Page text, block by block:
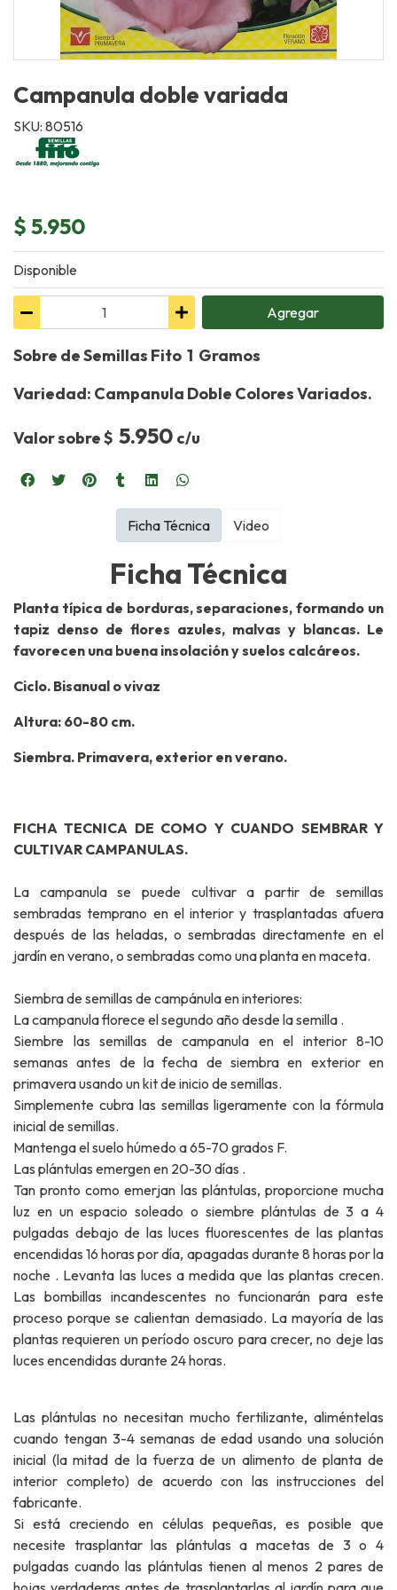
Campanula doble variada
SKU: 80516
$ 5.950
Disponible
Agregar
Sobre de Semillas Fito 1 Gramos
Variedad: Campanula Doble Colores Variados.
Valor sobre $ 5.950 c/u
Ficha Técnica
Planta típica de borduras, separaciones, formando un
tapiz denso de flores azules, malvas y blancas. Le
favorecen una buena insolación y suelos calcáreos.
Ciclo. Bisanual o vivaz
Altura: 60-80 cm.
Siembra. Primavera, exterior en verano.
FICHA TECNICA DE COMO Y CUANDO SEMBRAR Y
CULTIVAR CAMPANULAS.
La campanula se puede cultivar a partir de semillas
sembradas temprano en el interior y trasplantadas afuera
después de las heladas, o sembradas directamente en el
jardín en verano, o sembradas como una planta en maceta.
Siembra de semillas de campánula en interiores:
La campanula florece el segundo año desde la semilla .
Siembre las semillas de campanula en el interior 8-10
semanas antes de la fecha de siembra en exterior en
primavera usando un kit de inicio de semillas.
Simplemente cubra las semillas ligeramente con la fórmula
inicial de semillas.
Mantenga el suelo húmedo a 65-70 grados F.
Las plántulas emergen en 20-30 días .
Tan pronto como emerjan las plántulas, proporcione mucha
luz en un espacio soleado o siembre plántulas de 3 a 4
pulgadas debajo de las luces fluorescentes de las plantas
encendidas 16 horas por día, apagadas durante 8 horas por la
noche . Levanta las luces a medida que las plantas crecen.
Las bombillas incandescentes no funcionarán para este
proceso porque se calientan demasiado. La mayoría de las
plantas requieren un período oscuro para crecer, no deje las
luces encendidas durante 24 horas.
Las plántulas no necesitan mucho fertilizante, aliméntelas
cuando tengan 3-4 semanas de edad usando una solución
inicial (la mitad de la fuerza de un alimento de planta de
interior completo) de acuerdo con las instrucciones del
fabricante.
Si está creciendo en células pequeñas, es posible que
necesite trasplantar las plántulas a macetas de 3 o 4
pulgadas cuando las plántulas tienen al menos 2 pares de
Ficha Técnica Video